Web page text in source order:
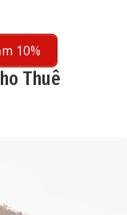
10%
Thuê